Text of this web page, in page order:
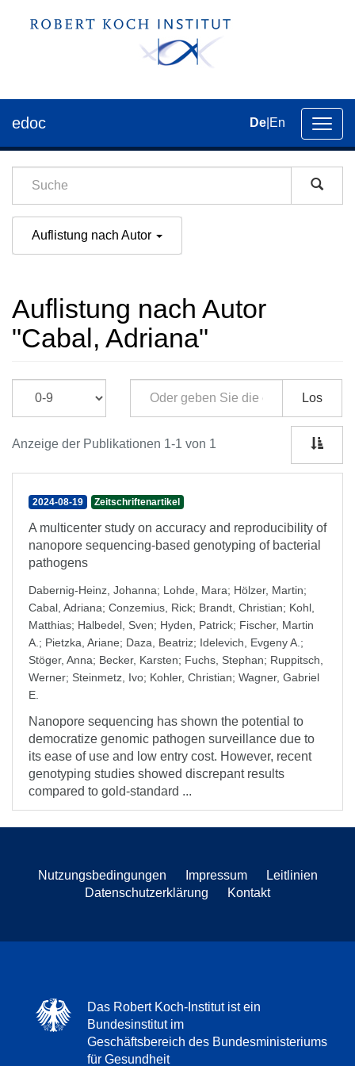
der
edoc De En
Auflistung nach Autor
Auflistung nach Autor
"Cabal, Adriana"
Los
Anzeige der Publikationen 1-1 von 1
2024-08-19 Zeitschriftenartikel
A multicenter study on accuracy and reproducibility of
nanopore sequencing-based genotyping of bacterial
pathogens
Dabernig-Heinz, Johanna; Lohde, Mara; Hölzer, Martin;
Cabal, Adriana; Conzemius, Rick; Brandt, Christian; Kohl,
Matthias; Halbedel, Sven; Hyden, Patrick; Fischer, Martin
A. ; Pietzka, Ariane; Daza, Beatriz; Idelevich, Evgeny A. ;
Stöger, Anna; Becker, Karsten; Fuchs, Stephan; Ruppitsch,
Werner; Steinmetz, Ivo; Kohler, Christian; Wagner, Gabriel
E.
Nanopore sequencing has shown the potential to
democratize genomic pathogen surveillance due to
its ease of use and low entry cost. However, recent
genotyping studies showed discrepant results
compared to gold-standard ...
Nutzungsbedingungen Impressum
Leitlinien
Datenschutzerklärung
Kontakt
Das Robert Koch-Institut ist ein
Bundesinstitut im
Geschäftsbereich des Bundesministeriums
für Gesundheit